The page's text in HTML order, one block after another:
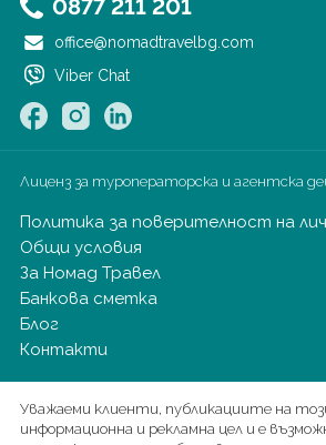
0877 211 201
office@nomadtravelbg.com
Viber Chat
Лиценз за туроператорска и агентска
Политика за поверителност на
Общи условия
За Номад Травел
Банкова сметка
Блог
Контакти
Уважаеми клиенти, публикациите на
информационна и рекламна цел и е